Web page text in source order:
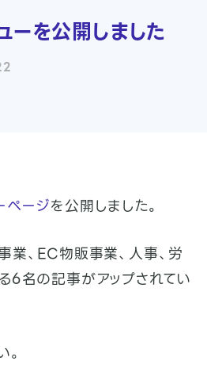
ーを公開しました
ページを公開しました。
業、EC物販事業、人事、労
6名の記事がアップされてい